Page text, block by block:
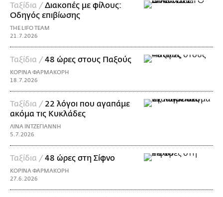
Ταξίδια /Διακοπές με φίλους:
Οδηγός επιβίωσης
THE LIFO TEAM
21.7.2026
Ταξίδια /48 ώρες στους Παξούς
ΚΟΡΙΝΑ ΦΑΡΜΑΚΟΡΗ
18.7.2026
Ταξίδια / 22 λόγοι που αγαπάμε
ακόμα τις Κυκλάδες
ΛΙΝΑ ΙΝΤΖΕΓΙΑΝΝΗ
5.7.2026
Ταξίδια /48 ώρες στη Σίφνο
ΚΟΡΙΝΑ ΦΑΡΜΑΚΟΡΗ
27.6.2026